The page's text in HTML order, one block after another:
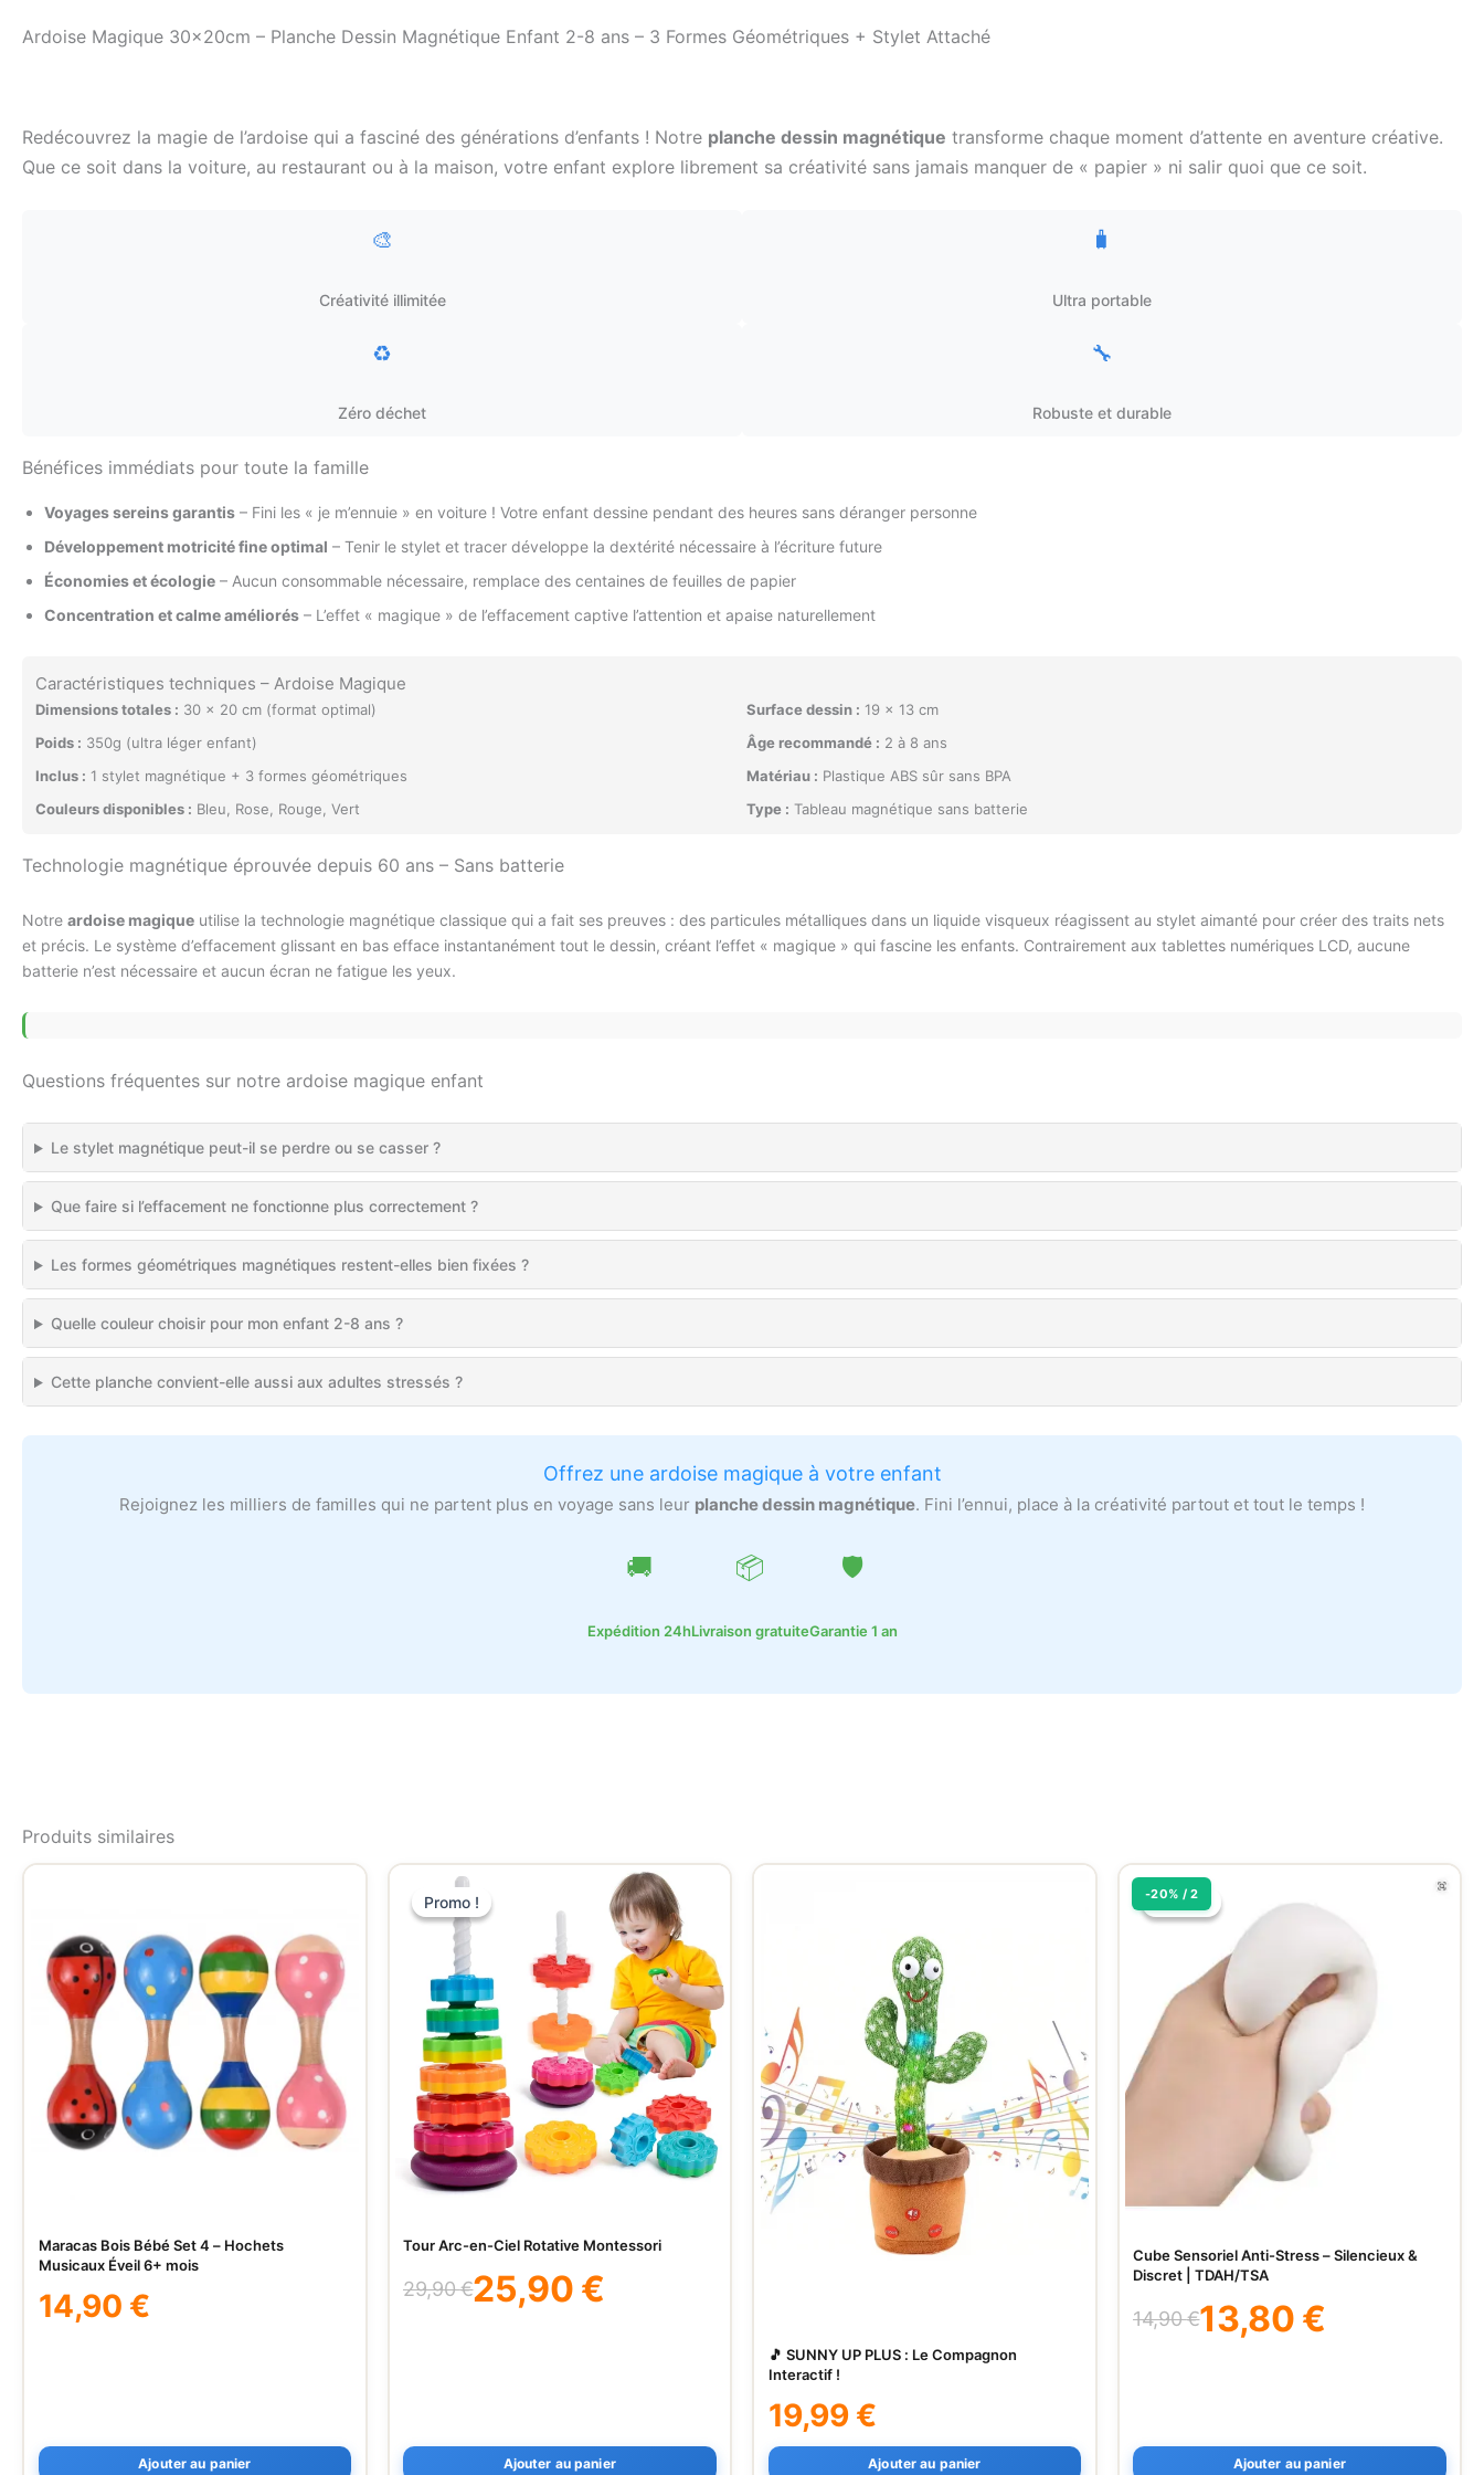
Ardoise Magique 30x20cm – Planche Dessin Magnétique Enfant 2-8 ans – 3 Formes Géométriques + Stylet Attaché
Redécouvrez la magie de l’ardoise qui a fasciné des générations d’enfants ! Notre planche dessin magnétique transforme chaque moment d’attente en aventure créative.
Que ce soit dans la voiture, au restaurant ou à la maison, votre enfant explore librement sa créativité sans jamais manquer de « papier » ni salir quoi que ce soit.
🎨
Créativité illimitée
🧳
Ultra portable
♻️
Zéro déchet
🔧
Robuste et durable
Bénéfices immédiats pour toute la famille
Voyages sereins garantis – Fini les « je m’ennuie » en voiture ! Votre enfant dessine pendant des heures sans déranger personne
Développement motricité fine optimal – Tenir le stylet et tracer développe la dextérité nécessaire à l’écriture future
Économies et écologie – Aucun consommable nécessaire, remplace des centaines de feuilles de papier
Concentration et calme améliorés – L’effet « magique » de l’effacement captive l’attention et apaise naturellement
Caractéristiques techniques – Ardoise Magique
Dimensions totales : 30 x 20 cm (format optimal) Surface dessin : 19 x 13 cm
Poids : 350g (ultra léger enfant) Âge recommandé : 2 à 8 ans
Inclus : 1 stylet magnétique + 3 formes géométriques Matériau : Plastique ABS sûr sans BPA
Couleurs disponibles : Bleu, Rose, Rouge, Vert Type : Tableau magnétique sans batterie
Technologie magnétique éprouvée depuis 60 ans – Sans batterie
Notre ardoise magique utilise la technologie magnétique classique qui a fait ses preuves : des particules métalliques dans un liquide visqueux réagissent au stylet aimanté pour créer des traits nets
et précis. Le système d’effacement glissant en bas efface instantanément tout le dessin, créant l’effet « magique » qui fascine les enfants. Contrairement aux tablettes numériques LCD, aucune
batterie n’est nécessaire et aucun écran ne fatigue les yeux.
Questions fréquentes sur notre ardoise magique enfant
Le stylet magnétique peut-il se perdre ou se casser ?
Que faire si l’effacement ne fonctionne plus correctement ?
Les formes géométriques magnétiques restent-elles bien fixées ?
Quelle couleur choisir pour mon enfant 2-8 ans ?
Cette planche convient-elle aussi aux adultes stressés ?
Offrez une ardoise magique à votre enfant
Rejoignez les milliers de familles qui ne partent plus en voyage sans leur planche dessin magnétique. Fini l’ennui, place à la créativité partout et tout le temps !
🚚
Expédition 24h
📦
Livraison gratuite
🛡️
Garantie 1 an
Produits similaires
Maracas Bois Bébé Set 4 – Hochets
Musicaux Éveil 6+ mois
14,90 €
Ajouter au panier
Promo !
Promo !
Tour Arc-en-Ciel Rotative Montessori
29,90€
Le
25,90 €
Le
Ajouter au panier
🎵 SUNNY UP PLUS : Le Compagnon
Interactif !
19,99 €
Ajouter au panier
Promo !
-20% / 2
Promo !
Cube Sensoriel Anti-Stress – Silencieux &
Discret | TDAH/TSA
14,90€
Le
13,80 €
Le
Ajouter au panier